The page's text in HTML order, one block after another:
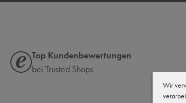
Top Kundenbewertungen
bei Trusted Shops
Wir